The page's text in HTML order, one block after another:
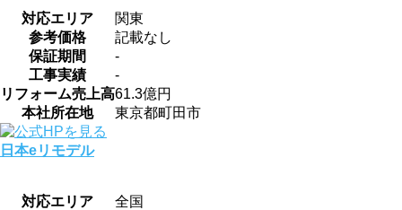
対応エリア
関東
参考価格
記載なし
保証期間
-
工事実績
-
リフォーム売上高61.3億円
本社所在地
東京都町田市
日本eリモデル
対応エリア
全国